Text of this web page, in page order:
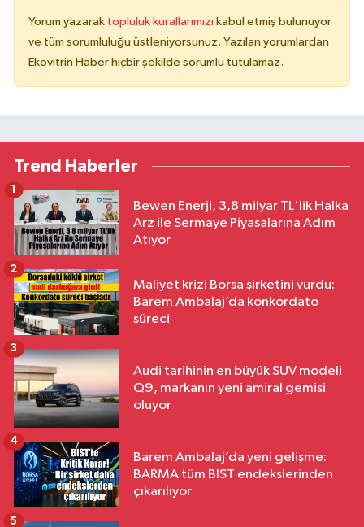
Yorum yazarak topluluk kurallarımızı kabul etmiş bulunuyor
ve tüm sorumluluğu üstleniyorsunuz. Yazılan yorumlardan
Ekovitrin Haber hiçbir şekilde sorumlu tutulamaz.
Trend Haberler
Bewen Enerji, 3,8 milyar TL'lik Halka
Arz ile Sermaye Piyasalarına Adım
Atıyor
1
Maliyet krizi Borsa şirketini vurdu:
Barem Ambalaj’da konkordato
süreci
2
Audi tarihinin en büyük SUV modeli
Q9, markanın yeni amiral gemisi
oluyor
3
Barem Ambalaj’da yeni gelişme:
BARMA tüm BIST endekslerinden
çıkarılıyor
4
5